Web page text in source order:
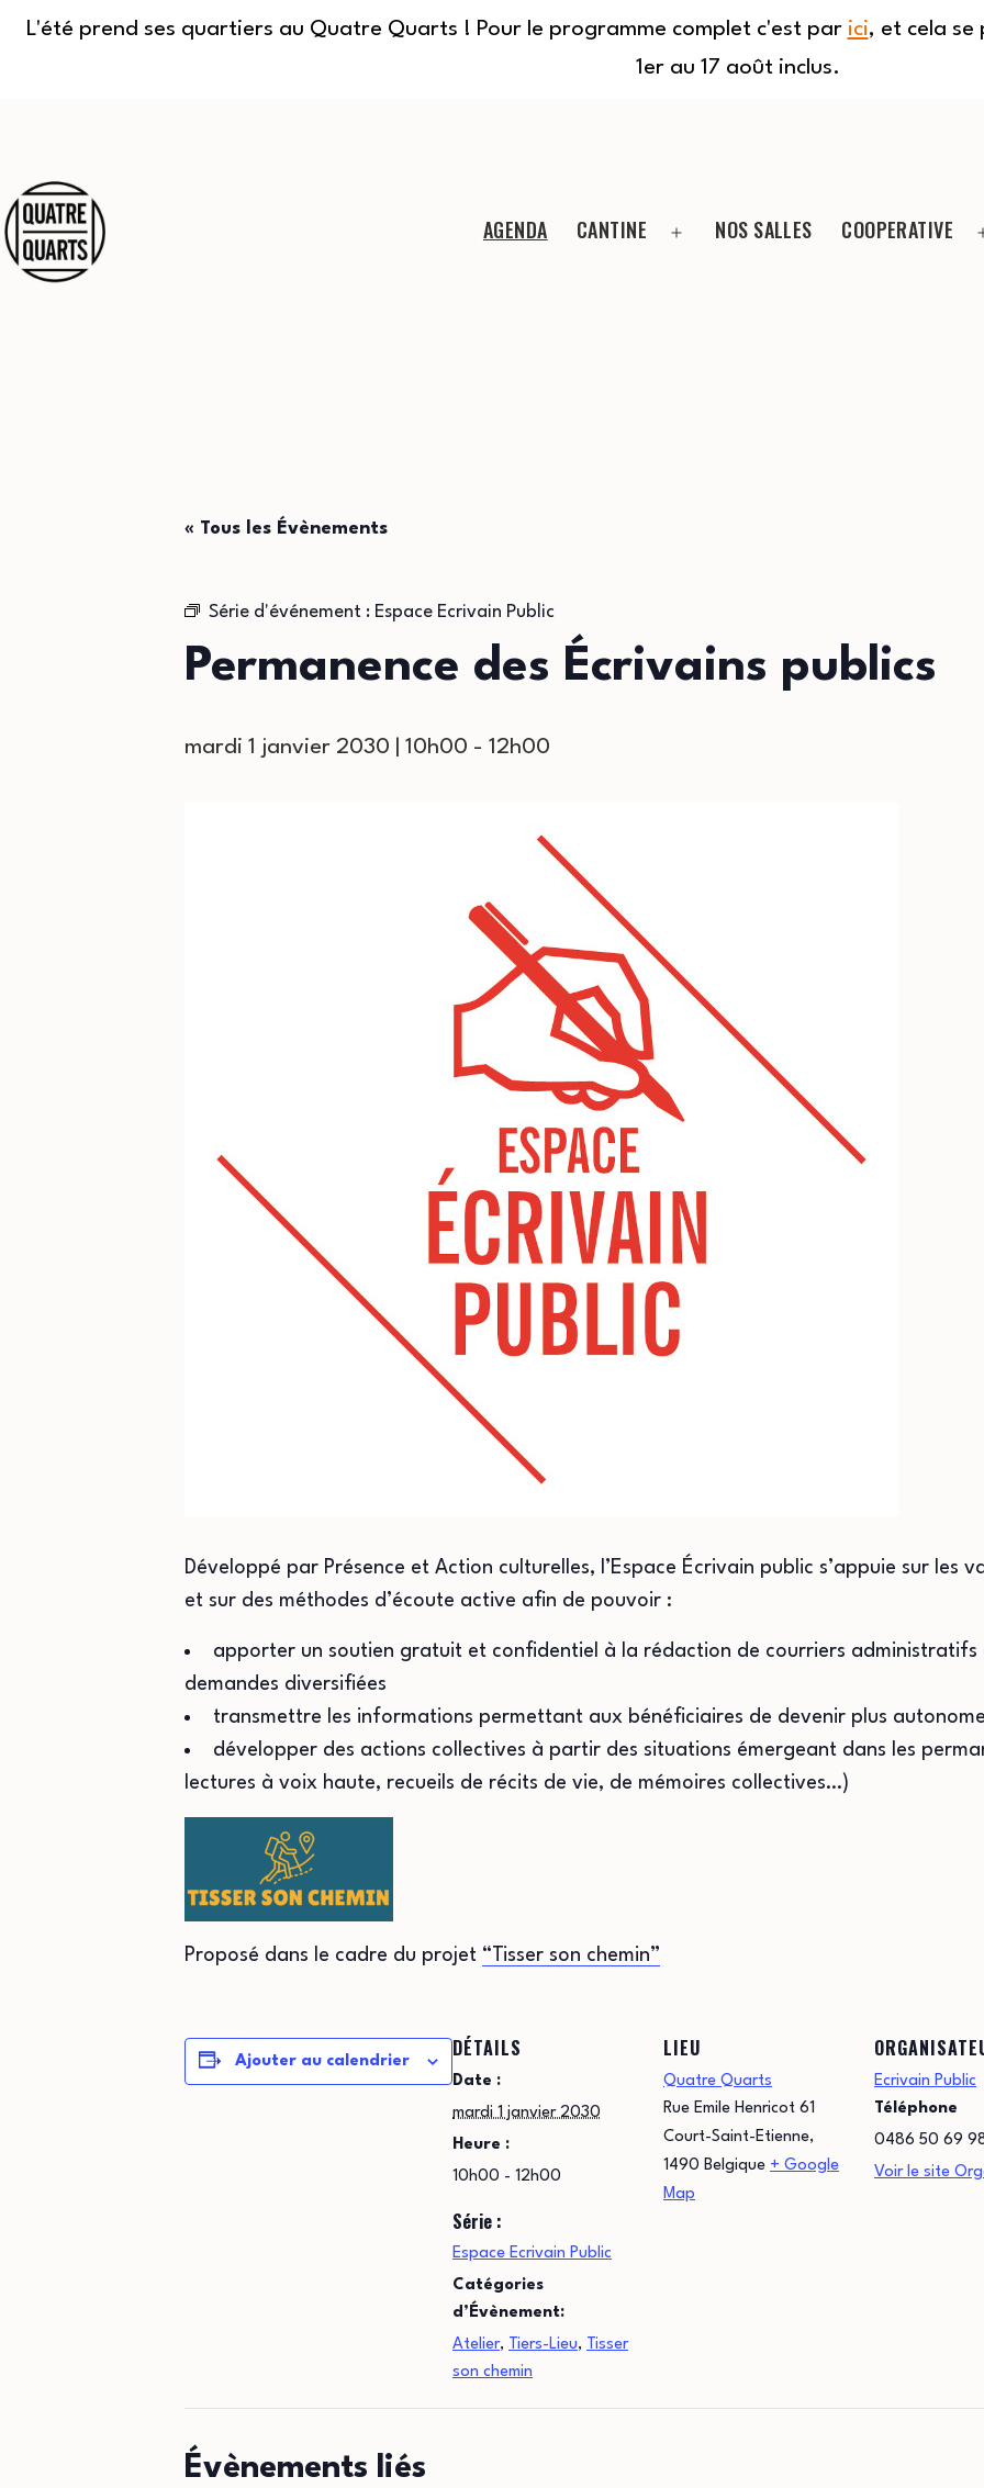
L'été prend ses quartiers au Quatre Quarts ! Pour le programme complet c'est par ici, et cela se
1er au 17 août inclus.
contenu
AGENDA CANTINE NOS SALLES COOPERATIVE
« Tous les Évènements
Série d'événement : Espace Ecrivain Public
Permanence des Écrivains publics
mardi 1 janvier 2030 | 10h00 - 12h00
Développé par Présence et Action culturelles, l’Espace Écrivain public s’appuie sur les
et sur des méthodes d’écoute active afin de pouvoir :
apporter un soutien gratuit et confidentiel à la rédaction de courriers administratifs
demandes diversifiées
transmettre les informations permettant aux bénéficiaires de devenir plus
développer des actions collectives à partir des situations émergeant dans les
lectures à voix haute, recueils de récits de vie, de mémoires collectives…)
Proposé dans le cadre du projet “Tisser son chemin”
Ajouter au calendrier
DÉTAILS
Date :
mardi 1 janvier 2030
Heure :
10h00 - 12h00
Série :
Espace Ecrivain Public
Catégories
d’Évènement:
Atelier, Tiers-Lieu, Tisser
son chemin
LIEU
Quatre Quarts
Rue Emile Henricot 61
Court-Saint-Etienne,
1490 Belgique + Google
Map
Ecrivain Public
Téléphone
0486 50 69
Voir le site
Évènements liés